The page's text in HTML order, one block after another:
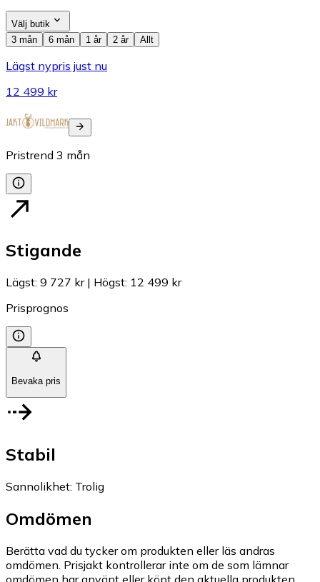
Välj butik
3 mån
6 mån 1 år 2 år Allt
Lägst nypris just nu
12 499 kr
Pristrend 3 mån
Stigande
Lägst: 9 727 kr| Högst: 12 499 kr
Prisprognos
Bevaka pris
Stabil
Sannolikhet: Trolig
Omdömen
Berätta vad du tycker om produkten eller läs andras
omdömen. Prisjakt kontrollerar inte om de som lämnar
omdömen har använt eller köpt den aktuella produkten.